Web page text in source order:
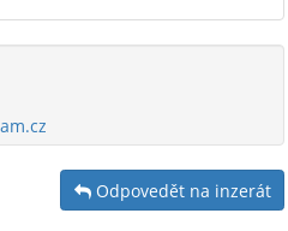
Odpovedět na inzerát